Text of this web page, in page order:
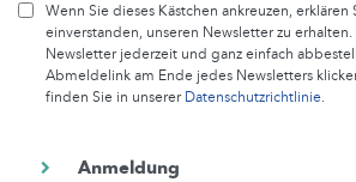
Wenn Sie dieses Kästchen ankreuzen, erklären
einverstanden, unseren Newsletter zu
Newsletter jederzeit und ganz einfach
Abmeldelink am Ende jedes Newsletters
finden Sie in unsererDatenschutzrichtlinie.